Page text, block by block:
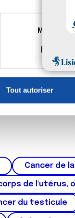
à plusieurs mètres
reportez-vous à la
sur les
informations
Marketing
Tout autoriser
Cancer de
de l'utérus,
du testicule